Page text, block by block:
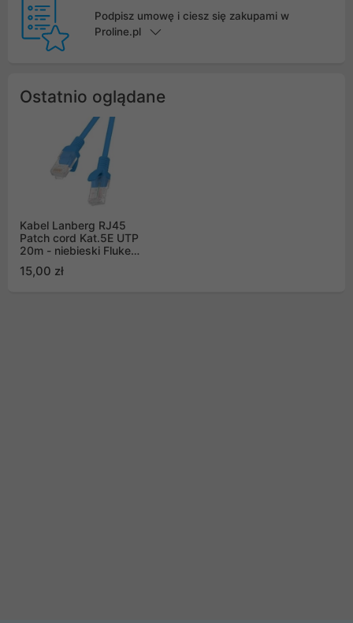
Podpisz umowę i ciesz się zakupami w
Proline.pl
Ostatnio oglądane
Kabel Lanberg RJ45
Patch cord Kat.5E UTP
20m - niebieski Fluke
2000-B)
15,00 zł